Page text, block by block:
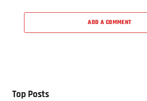
ADD A COMMENT
Top Posts